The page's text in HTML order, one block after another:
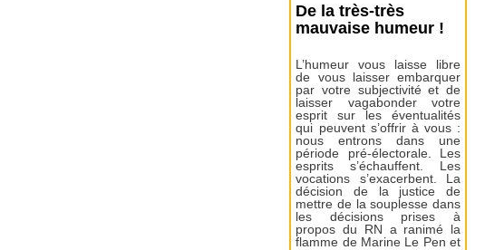
De la très-très
mauvaise humeur !
L’humeur vous laisse libre
de vous laisser embarquer
par votre subjectivité et de
laisser vagabonder votre
esprit sur les éventualités
qui peuvent s’offrir à vous :
nous entrons dans une
période pré-électorale. Les
esprits s’échauffent. Les
vocations s’exacerbent. La
décision de la justice de
mettre de la souplesse dans
les décisions prises à
propos du RN a ranimé la
flamme de Marine Le Pen et